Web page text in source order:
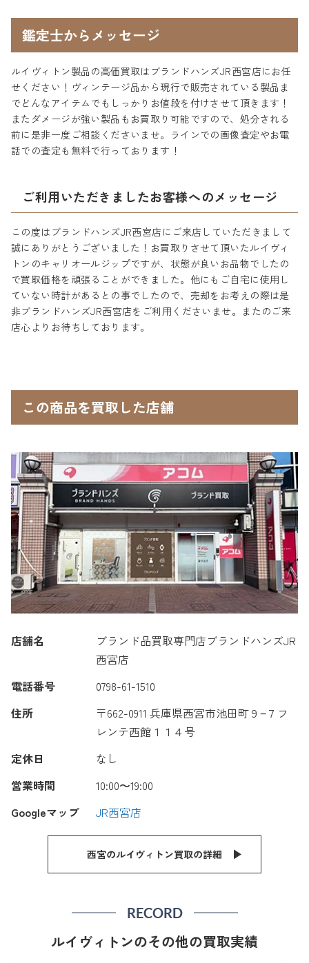
鑑定士からメッセージ
ルイヴィトン製品の高価買取はブランドハンズJR西宮店にお任
せください！ヴィンテージ品から現行で販売されている製品ま
でどんなアイテムでもしっかりお値段を付けさせて頂きます！
またダメージが強い製品もお買取り可能ですので、処分される
前に是非一度ご相談くださいませ。ラインでの画像査定やお電
話での査定も無料で行っております！
ご利用いただきましたお客様へのメッセージ
この度はブランドハンズJR西宮店にご来店していただきまして
誠にありがとうございました！お買取りさせて頂いたルイヴィ
トンのキャリオールジップですが、状態が良いお品物でしたの
で買取価格を頑張ることができました。他にもご自宅に使用し
ていない時計があるとの事でしたので、売却をお考えの際は是
非ブランドハンズJR西宮店をご利用くださいませ。またのご来
店心よりお待ちしております。
この商品を買取した店舗
店舗名
ブランド品買取専門店ブランドハンズJR
西宮店
電話番号
0798-61-1510
住所
〒662-0911 兵庫県西宮市池田町９−７フ
レンテ西館１１４号
定休日
なし
営業時間
10:00〜19:00
Googleマップ
JR西宮店
西宮のルイヴィトン買取の詳細
RECORD
ルイヴィトンのその他の買取実績